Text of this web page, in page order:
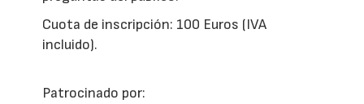
Cuota de inscripción: 100 Euros (IVA
incluido).
Patrocinado por: